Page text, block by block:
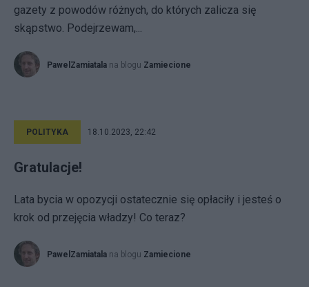
gazety z powodów różnych, do których zalicza się
skąpstwo. Podejrzewam,...
PawelZamiatala na blogu Zamiecione
POLITYKA 18.10.2023, 22:42
Gratulacje!
Lata bycia w opozycji ostatecznie się opłaciły i jesteś o
krok od przejęcia władzy! Co teraz?
PawelZamiatala na blogu Zamiecione